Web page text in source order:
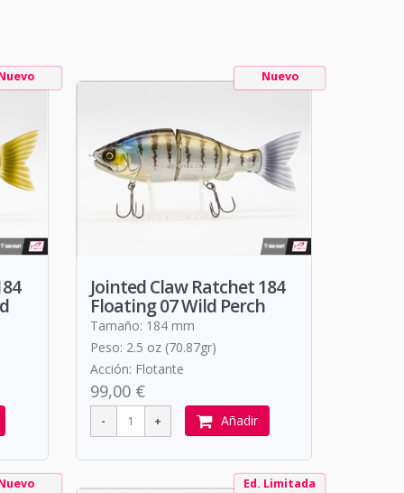
Nuevo
Jointed Claw Ratchet 184
Floating 07 Wild Perch
Tamaño: 184 mm
Peso: 2.5 oz (70.87gr)
Acción: Flotante
99,00 €
Añadir
Ed. Limitada